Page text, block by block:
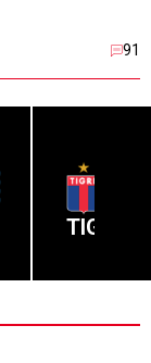
91
TIG